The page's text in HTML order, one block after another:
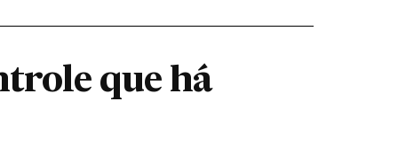
que há